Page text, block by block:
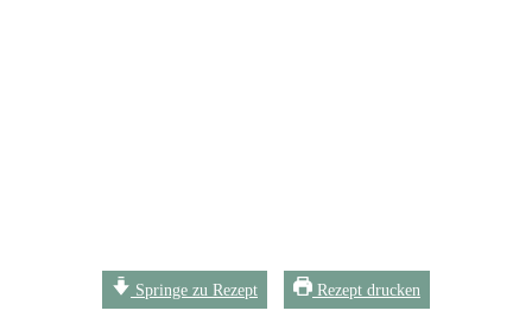
Springe zu Rezept Rezept drucken